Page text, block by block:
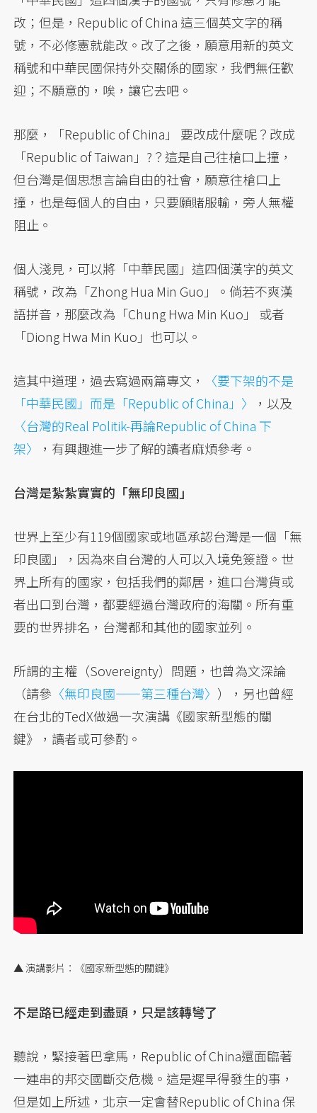
改；但是，Republic of China 這三個英文字的稱
號，不必修憲就能改。改了之後，願意用新的英文
稱號和中華民國保持外交關係的國家，我們無任歡
迎；不願意的，唉，讓它去吧。
那麼，「Republic of China」 要改成什麼呢？改成
「Republic of Taiwan」?？這是自己往槍口上撞，
但台灣是個思想言論自由的社會，願意往槍口上
撞，也是每個人的自由，只要願賭服輸，旁人無權
阻止。
個人淺見，可以將「中華民國」這四個漢字的英文
稱號，改為「Zhong Hua Min Guo」。倘若不爽漢
語拼音，那麼改為「Chung Hwa Min Kuo」 或者
「Diong Hwa Min Kuo」也可以。
這其中道理，過去寫過兩篇專文，
〈要下架的不是
「中華民國」而是「Republic of China」〉
，以及
〈台灣的Real Politik-再論Republic of China 下
架〉
，有興趣進一步了解的讀者麻煩參考。
台灣是紮紮實實的「無印良國」
世界上至少有119個國家或地區承認台灣是一個「無
印良國」，因為來自台灣的人可以入境免簽證。世
界上所有的國家，包括我們的鄰居，進口台灣貨或
者出口到台灣，都要經過台灣政府的海關。所有重
要的世界排名，台灣都和其他的國家並列。
所謂的主權（Sovereignty）問題，也曾為文深論
（請參 〈無印良國——第三種台灣〉 ），另也曾經
在台北的TedX做過一次演講《國家新型態的關
鍵》，讀者或可參酌。
▲ 演講影片：《國家新型態的關鍵》
不是路已經走到盡頭，只是該轉彎了
聽說，緊接著巴拿馬，Republic of China還面臨著
一連串的邦交國斷交危機。這是遲早得發生的事，
但是如上所述，北京一定會替Republic of China 保